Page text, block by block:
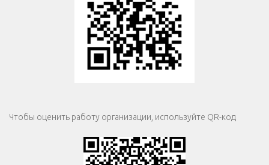
Чтобы оценить работу организации, используйте QR-код